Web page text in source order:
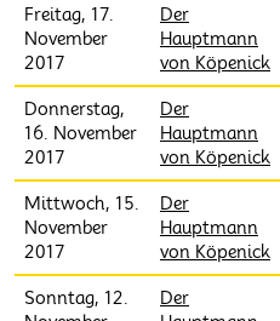
Freitag, 17.
November
2017
Der
Hauptmann
von Köpenick
Donnerstag,
16. November
2017
Der
Hauptmann
von Köpenick
Mittwoch, 15.
November
2017
Der
Hauptmann
von Köpenick
Sonntag, 12.
Der